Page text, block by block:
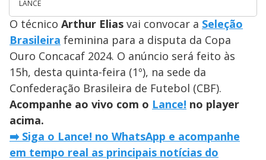
LANCE
O técnico Arthur Elias vai convocar a Seleção
Brasileira feminina para a disputa da Copa
Ouro Concacaf 2024. O anúncio será feito às
15h, desta quinta-feira (1º), na sede da
Confederação Brasileira de Futebol (CBF).
Acompanhe ao vivo com o Lance! no player
acima.
➡️ Siga o Lance! no WhatsApp e acompanhe
em tempo real as principais notícias do